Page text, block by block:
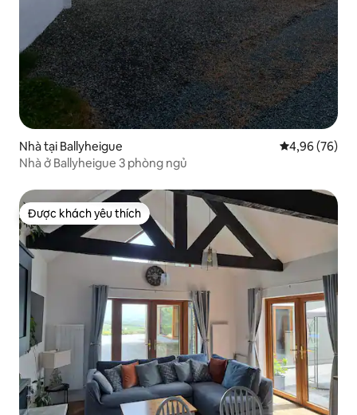
Nhà tại Ballyheigue Xếp hạng
4,96 (76)
Nhà ở Ballyheigue 3 phòng ngủ
Được khách yêu thích
Được khách yêu thích